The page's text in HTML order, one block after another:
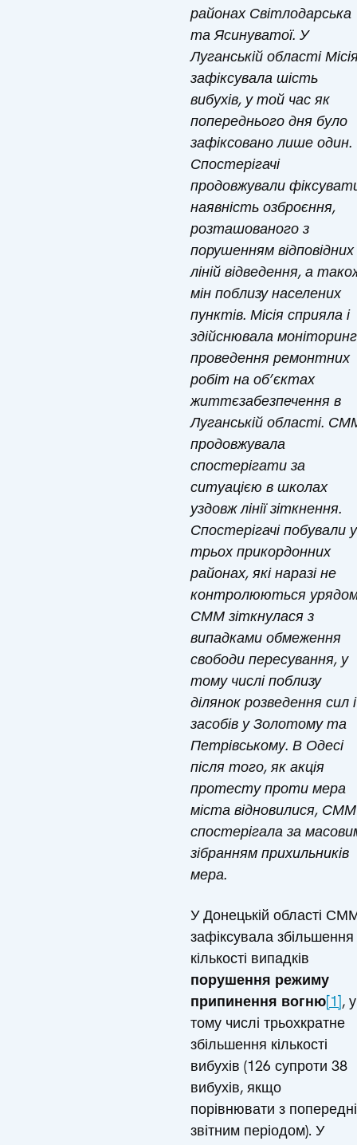
районах Світлодарська
та Ясинуватої. У
Луганській області
зафіксувала шість
вибухів, у той час як
попереднього дня було
зафіксовано лише один.
Спостерігачі
продовжували
наявність озброєння,
розташованого з
порушенням відповідних
ліній відведення, а
мін поблизу населених
пунктів. Місія сприяла і
здійснювала моніторинг
проведення ремонтних
робіт на об’єктах
життєзабезпечення в
Луганській області.
продовжувала
спостерігати за
ситуацією в школах
уздовж лінії зіткнення.
Спостерігачі побували у
трьох прикордонних
районах, які наразі не
контролюються
СММ зіткнулася з
випадками обмеження
свободи пересування, у
тому числі поблизу
ділянок розведення сил і
засобів у Золотому та
Петрівському. В Одесі
після того, як акція
протесту проти мера
міста відновилися, СММ
спостерігала за
зібранням прихильників
мера.
У Донецькій області
зафіксувала збільшення
кількості випадків
порушення режиму
припинення вогню[1], у
тому числі трьохкратне
збільшення кількості
вибухів (126 супроти 38
вибухів, якщо
порівнювати з
звітним періодом). У